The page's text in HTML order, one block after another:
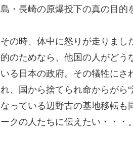
島・長崎の原爆投下の真の目的
その時、体中に怒りが走りまし
的のためなら、他国の人がどう
いる日本の政府。その犠牲にさ
れ、国から捨てられ命からがら
なっている辺野古の基地移転も
ークの人たちに伝えたい・・・。